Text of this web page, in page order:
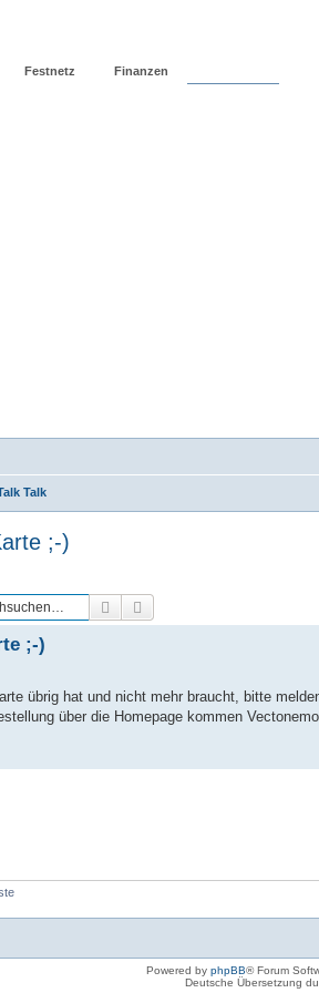
Festnetz Finanzen
Talk
;-)
Suche
;-)
übrig hat und nicht mehr braucht, bitte
über die Homepage kommen
Powered by phpBB® Forum
Deutsche Übersetzung